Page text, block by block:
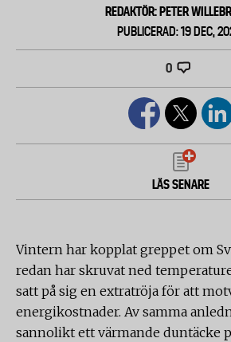
REDAKTÖR: PETER
PUBLICERAD: 19 DEC,
0
LÄS SENARE
Vintern har kopplat greppet om
redan har skruvat ned
satt på sig en extratröja för att
energikostnader. Av samma
sannolikt ett värmande duntäcke